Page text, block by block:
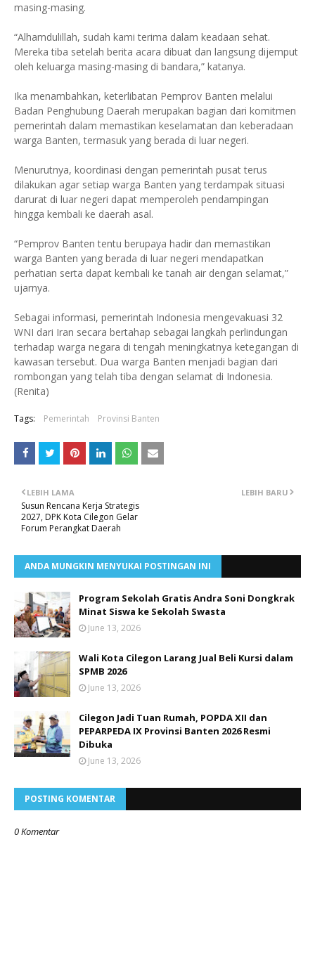
masing-masing.
“Alhamdulillah, sudah kami terima dalam keadaan sehat.
Mereka tiba setelah berita acara dibuat dan langsung dijemput
oleh keluarga masing-masing di bandara,” katanya.
Ika menambahkan, keterlibatan Pemprov Banten melalui
Badan Penghubung Daerah merupakan bagian dari komitmen
pemerintah dalam memastikan keselamatan dan keberadaan
warga Banten, termasuk yang berada di luar negeri.
Menurutnya, koordinasi dengan pemerintah pusat terus
dilakukan agar setiap warga Banten yang terdampak situasi
darurat di luar negeri dapat memperoleh pendampingan
hingga kembali ke daerah asal.
“Pemprov Banten tentu berupaya hadir dan memastikan
warga Banten yang berada di luar negeri mendapatkan
perhatian serta dapat kembali ke tanah air dengan selamat,”
ujarnya.
Sebagai informasi, pemerintah Indonesia mengevakuasi 32
WNI dari Iran secara bertahap sebagai langkah perlindungan
terhadap warga negara di tengah meningkatnya ketegangan di
kawasan tersebut. Dua warga Banten menjadi bagian dari
rombongan yang telah tiba dengan selamat di Indonesia.
(Renita)
Tags: Pemerintah Provinsi Banten
LEBIH BARU
LEBIH LAMA
Susun Rencana Kerja Strategis
2027, DPK Kota Cilegon Gelar
Forum Perangkat Daerah
ANDA MUNGKIN MENYUKAI POSTINGAN INI
Program Sekolah Gratis Andra Soni Dongkrak
Minat Siswa ke Sekolah Swasta
June 13, 2026
Wali Kota Cilegon Larang Jual Beli Kursi dalam
SPMB 2026
June 13, 2026
Cilegon Jadi Tuan Rumah, POPDA XII dan
PEPARPEDA IX Provinsi Banten 2026 Resmi
Dibuka
June 13, 2026
POSTING KOMENTAR
0 Komentar